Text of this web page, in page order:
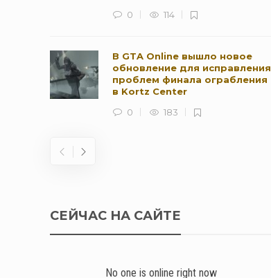
0
114
В GTA Online вышло новое
обновление для исправления
проблем финала ограбления
в Kortz Center
0
183
СЕЙЧАС НА САЙТЕ
No one is online right now